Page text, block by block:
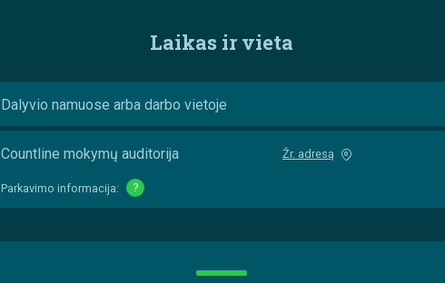
Laikas ir vieta
Dalyvio namuose arba darbo vietoje
Countline mokymų auditorija
Parkavimo informacija: ?
Žr. adresą